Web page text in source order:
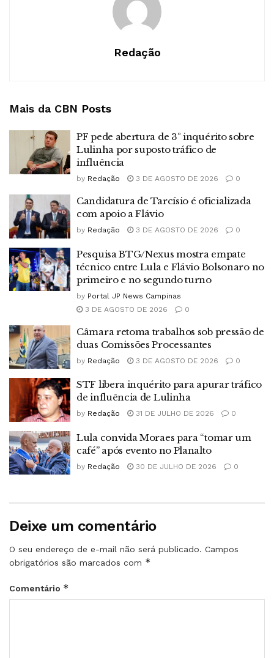
Redação
Mais da CBN Posts
PF pede abertura de 3º inquérito sobre
Lulinha por suposto tráfico de
influência
by Redação 3 DE AGOSTO DE 2026 0
Candidatura de Tarcísio é oficializada
com apoio a Flávio
by Redação 3 DE AGOSTO DE 2026 0
Pesquisa BTG/Nexus mostra empate
técnico entre Lula e Flávio Bolsonaro no
primeiro e no segundo turno
by Portal JP News Campinas
3 DE AGOSTO DE 2026
0
Câmara retoma trabalhos sob pressão de
duas Comissões Processantes
by Redação 3 DE AGOSTO DE 2026 0
STF libera inquérito para apurar tráfico
de influência de Lulinha
by Redação 31 DE JULHO DE 2026 0
Lula convida Moraes para “tomar um
café” após evento no Planalto
by Redação 30 DE JULHO DE 2026 0
Deixe um comentário
O seu endereço de e-mail não será publicado. Campos
obrigatórios são marcados com *
Comentário *